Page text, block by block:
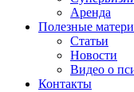
Аренда
Полезные
Статьи
Новости
Видео о
Контакты